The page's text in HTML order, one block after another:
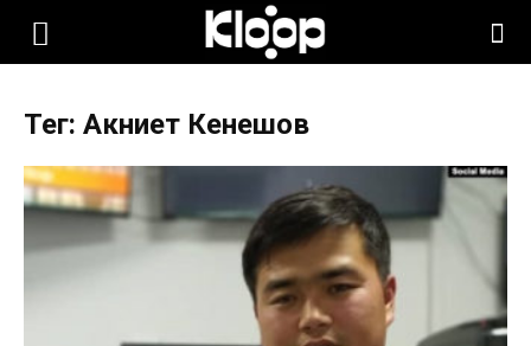
KLOOP.KG
Новости
Тег: Акниет Кенешов